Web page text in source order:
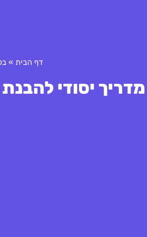
דף הבית »
מדריך יסודי להבנת